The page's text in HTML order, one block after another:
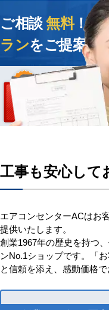
ご相談無料！今
ランをご提案し
工事も安心して
エアコンセンターACはお
提供いたします。
創業1967年の歴史を持つ
ンNo.1ショップです。「
と信頼を添え、感動価格で